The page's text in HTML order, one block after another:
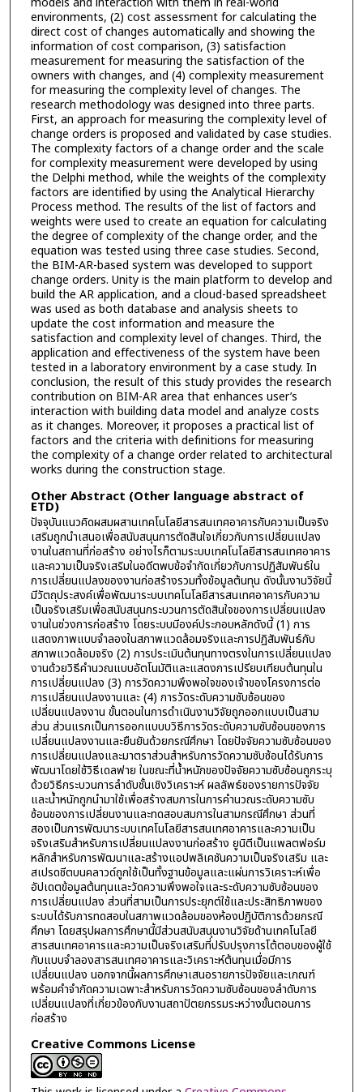
environments, (2) cost assessment for calculating the
direct cost of changes automatically and showing the
information of cost comparison, (3) satisfaction
measurement for measuring the satisfaction of the
owners with changes, and (4) complexity measurement
for measuring the complexity level of changes. The
research methodology was designed into three parts.
First, an approach for measuring the complexity level of
change orders is proposed and validated by case studies.
The complexity factors of a change order and the scale
for complexity measurement were developed by using
the Delphi method, while the weights of the complexity
factors are identified by using the Analytical Hierarchy
Process method. The results of the list of factors and
weights were used to create an equation for calculating
the degree of complexity of the change order, and the
equation was tested using three case studies. Second,
the BIM-AR-based system was developed to support
change orders. Unity is the main platform to develop and
build the AR application, and a cloud-based spreadsheet
was used as both database and analysis sheets to
update the cost information and measure the
satisfaction and complexity level of changes. Third, the
application and effectiveness of the system have been
tested in a laboratory environment by a case study. In
conclusion, the result of this study provides the research
contribution on BIM-AR area that enhances user’s
interaction with building data model and analyze costs
as it changes. Moreover, it proposes a practical list of
factors and the criteria with definitions for measuring
the complexity of a change order related to architectural
works during the construction stage.
Other Abstract (Other language abstract of
ETD)
ปัจจุบันแนวคิดผสมผสานเทคโนโลยีสารสนเทศอาคารกับความเป็นจริง
เสริมถูกนำเสนอเพื่อสนับสนุนการตัดสินใจเกี่ยวกับการเปลี่ยนแปลง
งานในสถานที่ก่อสร้าง อย่างไรก็ตามระบบเทคโนโลยีสารสนเทศอาคาร
และความเป็นจริงเสริมในอดีตพบข้อจำกัดเกี่ยวกับการปฏิสัมพันธ์ใน
การเปลี่ยนแปลงของงานก่อสร้างรวมทั้งข้อมูลต้นทุน ดังนั้นงานวิจัยนี้
มีวัตถุประสงค์เพื่อพัฒนาระบบเทคโนโลยีสารสนเทศอาคารกับความ
เป็นจริงเสริมเพื่อสนับสนุนกระบวนการตัดสินใจของการเปลี่ยนแปลง
งานในช่วงการก่อสร้าง โดยระบบมีองค์ประกอบหลักดังนี้ (1) การ
แสดงภาพแบบจำลองในสภาพแวดล้อมจริงและการปฏิสัมพันธ์กับ
สภาพแวดล้อมจริง (2) การประเมินต้นทุนทางตรงในการเปลี่ยนแปลง
งานด้วยวิธีคำนวณแบบอัตโนมัติและแสดงการเปรียบเทียบต้นทุนใน
การเปลี่ยนแปลง (3) การวัดความพึงพอใจของเจ้าของโครงการต่อ
การเปลี่ยนแปลงงานและ (4) การวัดระดับความซับซ้อนของ
เปลี่ยนแปลงงาน ขั้นตอนในการดำเนินงานวิจัยถูกออกแบบเป็นสาม
ส่วน ส่วนแรกเป็นการออกแบบบวิธีการวัดระดับความซับซ้อนของการ
เปลี่ยนแปลงงานและยืนยันด้วยกรณีศึกษา โดยปัจจัยความซับซ้อนของ
การเปลี่ยนแปลงและมาตราส่วนสำหรับการวัดความซับซ้อนได้รับการ
พัฒนาโดยใช้วิธีเดลฟาย ในขณะที่น้ำหนักของปัจจัยความซับซ้อนถูกระบุ
ด้วยวิธีกระบวนการลำดับชั้นเชิงวิเคราะห์ ผลลัพธ์ของรายการปัจจัย
และน้ำหนักถูกนำมาใช้เพื่อสร้างสมการในการคำนวณระดับความซับ
ซ้อนของการเปลี่ยนงานและทดสอบสมการในสามกรณีศึกษา ส่วนที่
สองเป็นการพัฒนาระบบเทคโนโลยีสารสนเทศอาคารและความเป็น
จริงเสริมสำหรับการเปลี่ยนแปลงงานก่อสร้าง ยูนิตีเป็นแพลตฟอร์ม
หลักสำหรับการพัฒนาและสร้างแอปพลิเคชันความเป็นจริงเสริม และ
สเปรดชีตบนคลาวด์ถูกใช้เป็นทั้งฐานข้อมูลและแผ่นการวิเคราะห์เพื่อ
อัปเดตข้อมูลต้นทุนและวัดความพึงพอใจและระดับความซับซ้อนของ
การเปลี่ยนแปลง ส่วนที่สามเป็นการประยุกต์ใช้และประสิทธิภาพของ
ระบบได้รับการทดสอบในสภาพแวดล้อมของห้องปฏิบัติการด้วยกรณี
ศึกษา โดยสรุปผลการศึกษานี้มีส่วนสนับสนุนงานวิจัยด้านเทคโนโลยี
สารสนเทศอาคารและความเป็นจริงเสริมที่ปรับปรุงการโต้ตอบของผู้ใช้
กับแบบจำลองสารสนเทศอาคารและวิเคราะห์ต้นทุนเมื่อมีการ
เปลี่ยนแปลง นอกจากนี้ผลการศึกษาเสนอรายการปัจจัยและเกณฑ์
พร้อมคำจำกัดความเฉพาะสำหรับการวัดความซับซ้อนของลำดับการ
เปลี่ยนแปลงที่เกี่ยวข้องกับงานสถาปัตยกรรมระหว่างขั้นตอนการ
ก่อสร้าง
Creative Commons License